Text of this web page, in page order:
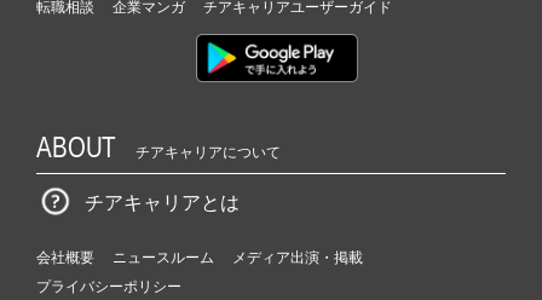
転職相談
企業マンガ チアキャリアユーザーガイド
ABOUT チアキャリアについて
チアキャリアとは
会社概要 ニュースルーム
メディア出演・掲載
プライバシーポリシー